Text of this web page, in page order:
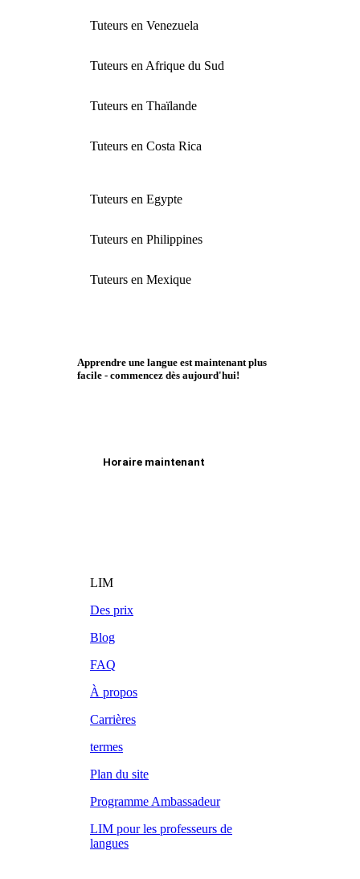
Tuteurs en Venezuela
Tuteurs en Afrique du Sud
Tuteurs en Thaïlande
Tuteurs en Costa Rica
Tuteurs en Egypte
Tuteurs en Philippines
Tuteurs en Mexique
Apprendre une langue est maintenant plus
facile - commencez dès aujourd'hui!
Horaire maintenant
LIM
Des prix
Blog
FAQ
À propos
Carrières
termes
Plan du site
Programme Ambassadeur
LIM pour les professeurs de
langues